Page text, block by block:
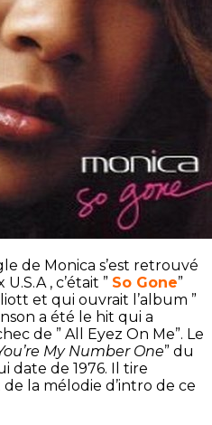
de Monica s’est retrouvé
, c’était ” So Gone”
et qui ouvrait l’album ”
a été le hit qui a
de ” All Eyez On Me”. Le
My Number One” du
date de 1976. Il tire
la mélodie d’intro de ce